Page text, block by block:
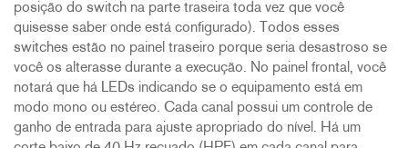
posição do switch na parte traseira toda vez que você
quisesse saber onde está configurado). Todos esses
switches estão no painel traseiro porque seria desastroso se
você os alterasse durante a execução. No painel frontal, você
notará que há LEDs indicando se o equipamento está em
modo mono ou estéreo. Cada canal possui um controle de
ganho de entrada para ajuste apropriado do nível. Há um